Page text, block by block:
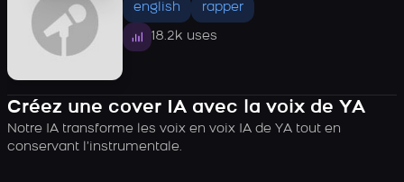
english rapper
18.2k uses
Créez une cover IA avec la voix de YA
Notre IA transforme les voix en voix IA de YA tout en
conservant l’instrumentale.